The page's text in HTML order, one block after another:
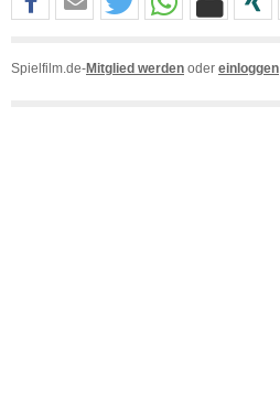
Spielfilm.de-Mitglied werden oder einloggen